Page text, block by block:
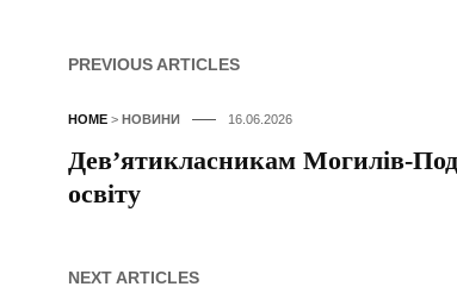
PREVIOUS ARTICLES
HOME > НОВИНИ 16.06.2026
Дев’ятикласникам Могилів-
освіту
NEXT ARTICLES